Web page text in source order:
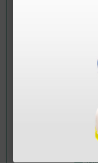
Avez-vous
d'autres
question aux